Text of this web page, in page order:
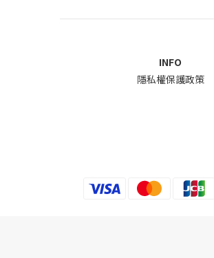
INFO
隱私權保護政策